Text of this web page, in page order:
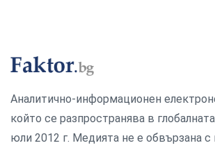
Аналитично-информационен
който се разпространява в
юли 2012 г. Медията не е обвързана с